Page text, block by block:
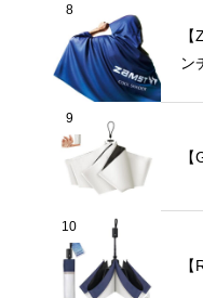
8
ン
9
10